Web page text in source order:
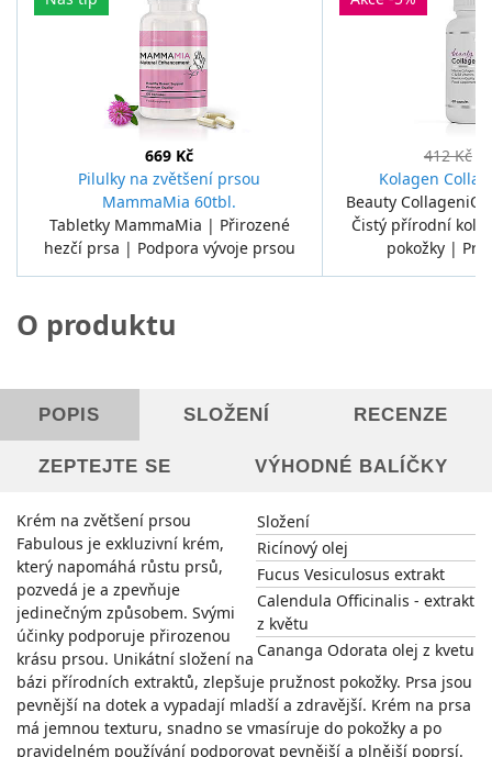
669 Kč
Pilulky na zvětšení prsou
MammaMia 60tbl.
Tabletky MammaMia | Přirozené
hezčí prsa | Podpora vývoje prsou
412 Kč
Kolagen
Beauty CollageniQ
Čistý přírodní
pokožky |
O produktu
POPIS SLOŽENÍ RECENZE
ZEPTEJTE SE VÝHODNÉ BALÍČKY
Složení
Ricínový olej
Fucus Vesiculosus extrakt
Calendula Officinalis - extrakt
z květu
Cananga Odorata olej z kvetu
Krém na zvětšení prsou
Fabulous je exkluzivní krém,
který napomáhá růstu prsů,
pozvedá je a zpevňuje
jedinečným způsobem. Svými
účinky podporuje přirozenou
krásu prsou. Unikátní složení na
bázi přírodních extraktů, zlepšuje pružnost pokožky. Prsa jsou
pevnější na dotek a vypadají mladší a zdravější. Krém na prsa
má jemnou texturu, snadno se vmasíruje do pokožky a po
pravidelném používání podporovat pevnější a plnější poprsí.